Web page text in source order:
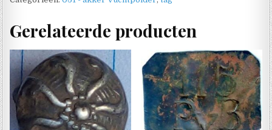
Gerelateerde producten